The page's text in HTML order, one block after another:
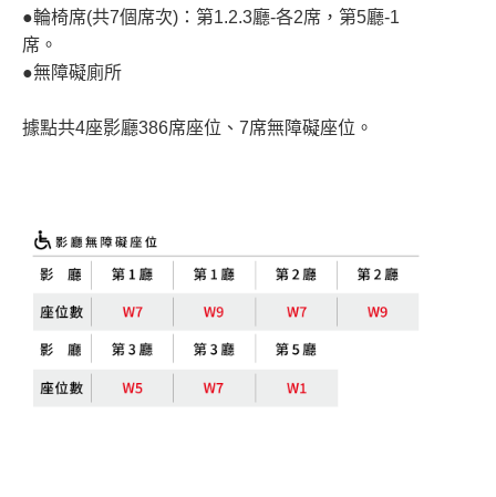
●輪椅席(共7個席次)：第1.2.3廳-各2席，第5廳-1
席。
●無障礙廁所
據點共4座影廳386席座位、7席無障礙座位。